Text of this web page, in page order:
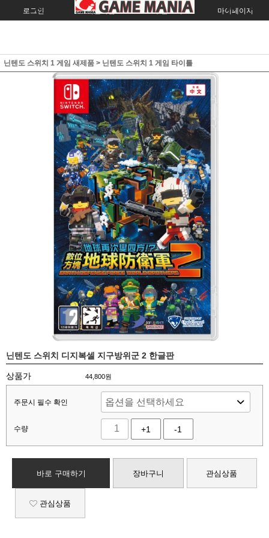
로그인 회원가입 주문조회 마이페이지
닌텐도 스위치 1 게임 새제품 > 닌텐도 스위치 1 게임 타이틀
닌텐도 스위치 디지복셀 지구방위군 2 한글판
상품가 44,800원
주문시 필수 확인
수량 +1 -1
바로 구매하기 장바구니 관심상품
관심상품